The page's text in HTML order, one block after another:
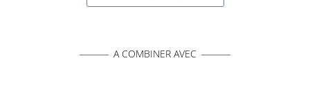
A COMBINER AVEC